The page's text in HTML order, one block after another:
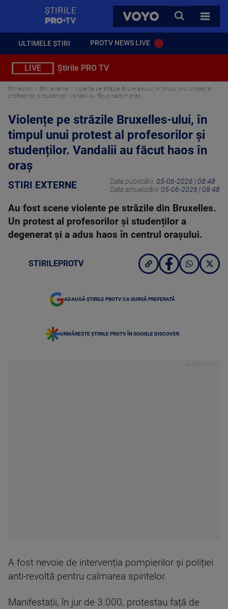
VOYO
CAUTA
TOATE
ULTIMELE ȘTIRI PROTV NEWS LIVE
LIVE Știrile PRO TV
Stirileprotv Stiri externe
Violențe pe străzile Bruxelles-ului, în timpul unui protest al
profesorilor și studenților. Vandalii au făcut haos în oraș
Violențe pe străzile Bruxelles-ului, în
timpul unui protest al profesorilor și
studenților. Vandalii au făcut haos în
oraș
STIRI EXTERNE Data publicării: 05-06-2026 | 08:48
Data actualizării: 05-06-2026 | 08:48
Au fost scene violente pe străzile din Bruxelles.
Un protest al profesorilor și studenților a
degenerat și a adus haos în centrul orașului.
STIRILEPROTV
ADAUGĂ ȘTIRILE PROTV CA SURSĂ PREFERATĂ
URMĂREȘTE ȘTIRILE PROTV ÎN GOOGLE DISCOVER
A fost nevoie de intervenția pompierilor și poliției
anti-revoltă pentru calmarea spiritelor.
Manifestații, în jur de 3.000, protestau față de